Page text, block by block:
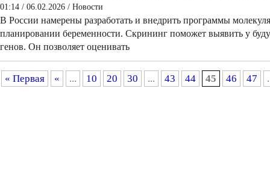
01:14 / 06.02.2026 / Новости
В России намерены разработать и внедрить программы
планировании беременности. Скрининг поможет выявить у
генов. Он позволяет оценивать
« Первая « ... 10 20 30 ... 43 44 45 46 47